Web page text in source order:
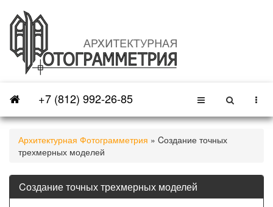
+7 (812) 992-26-85
Архитектурная Фотограмметрия » Cоздание точных
трехмерных моделей
Cоздание точных трехмерных моделей